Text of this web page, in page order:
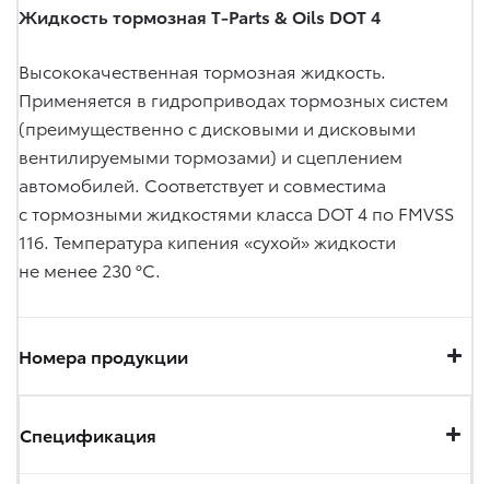
Жидкость тормозная T-Parts & Oils DOT 4
Высококачественная тормозная жидкость.
Применяется в гидроприводах тормозных систем
(преимущественно с дисковыми и дисковыми
вентилируемыми тормозами) и сцеплением
автомобилей. Соответствует и совместима
с тормозными жидкостями класса DOT 4 по FMVSS
116. Температура кипения «сухой» жидкости
не менее 230 °C.
Номера продукции
Спецификация